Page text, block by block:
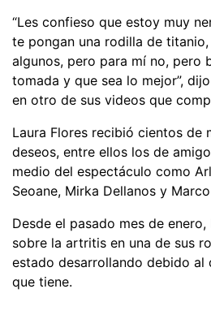
“Les confieso que estoy muy
te pongan una rodilla de
algunos, pero para mí no, pero
tomada y que sea lo mejor”,
en otro de sus videos que
Laura Flores recibió cientos de
deseos, entre ellos los de
medio del espectáculo como
Seoane, Mirka Dellanos y
Desde el pasado mes de
sobre la artritis en una de sus
estado desarrollando debido al
que tiene.